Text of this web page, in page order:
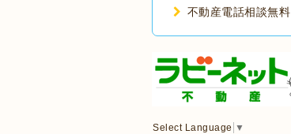
不動産電話相談無料
Select Language ▼